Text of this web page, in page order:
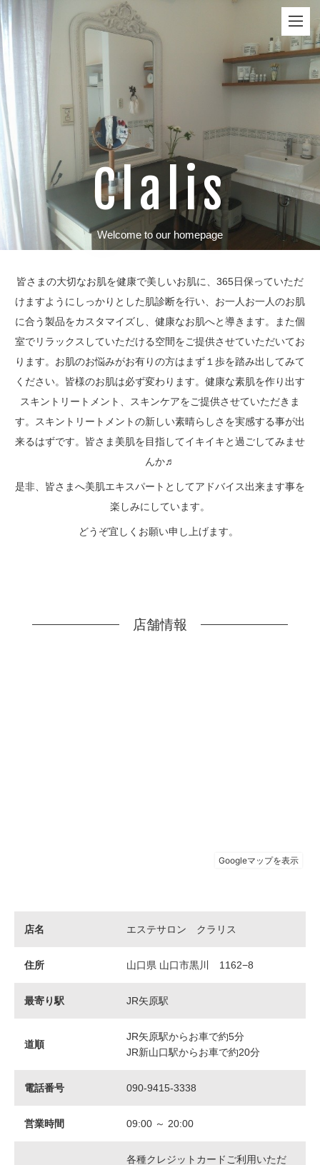
Clalis
Welcome to our homepage
皆さまの大切なお肌を健康で美しいお肌に、365日保っていただ
けますようにしっかりとした肌診断を行い、お一人お一人のお肌
に合う製品をカスタマイズし、健康なお肌へと導きます。また個
室でリラックスしていただける空間をご提供させていただいてお
ります。お肌のお悩みがお有りの方はまず１歩を踏み出してみて
ください。皆様のお肌は必ず変わります。健康な素肌を作り出す
スキントリートメント、スキンケアをご提供させていただきま
す。スキントリートメントの新しい素晴らしさを実感する事が出
来るはずです。皆さま美肌を目指してイキイキと過ごしてみませ
んか♬
是非、皆さまへ美肌エキスパートとしてアドバイス出来ます事を
楽しみにしています。
どうぞ宜しくお願い申し上げます。
店舗情報
店名 エステサロン クラリス
住所 山口県 山口市黒川 1162−8
最寄り駅 JR矢原駅
道順
JR矢原駅からお車で約5分
JR新山口駅からお車で約20分
電話番号 090-9415-3338
営業時間 09:00 ～ 20:00
各種クレジットカードご利用いただ